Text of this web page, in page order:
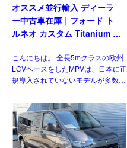
オススメ並行輸入 ディーラ
ー中古車在庫｜フォード ト
ルネオ カスタム Titanium X
左ハンドル
こんにちは。 全長5mクラスの欧州
LCVベースをしたMPVは、日本に正
規導入されていないモデルが多数を
トレーディング）でもお客様の問い
合わせおよび並行輸入実績の多いジ
ャンルのひとつです。& […]